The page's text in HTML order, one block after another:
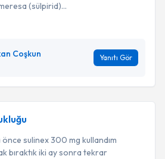
(sülpirid)...
Coşkun Yanıtı Gör
sulinex 300 mg kullandım
bıraktık iki ay sonra tekrar